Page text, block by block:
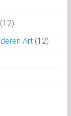
(12)
Art(12)